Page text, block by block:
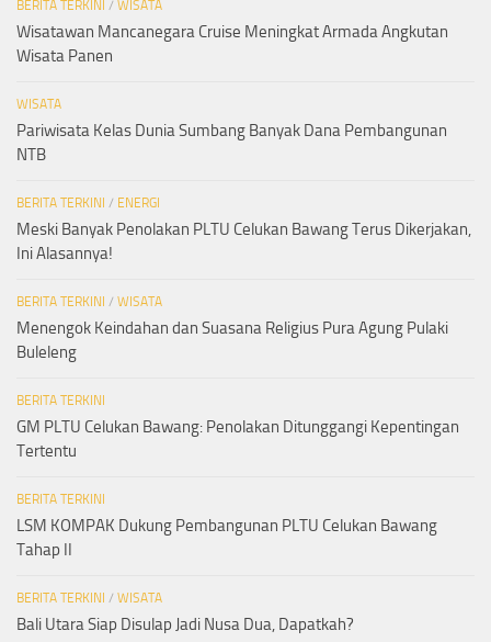
BERITA TERKINI / WISATA
Wisatawan Mancanegara Cruise Meningkat Armada Angkutan
Wisata Panen
WISATA
Pariwisata Kelas Dunia Sumbang Banyak Dana Pembangunan
NTB
BERITA TERKINI / ENERGI
Meski Banyak Penolakan PLTU Celukan Bawang Terus Dikerjakan,
Ini Alasannya!
BERITA TERKINI / WISATA
Menengok Keindahan dan Suasana Religius Pura Agung Pulaki
Buleleng
BERITA TERKINI
GM PLTU Celukan Bawang: Penolakan Ditunggangi Kepentingan
Tertentu
BERITA TERKINI
LSM KOMPAK Dukung Pembangunan PLTU Celukan Bawang
Tahap II
BERITA TERKINI / WISATA
Bali Utara Siap Disulap Jadi Nusa Dua, Dapatkah?